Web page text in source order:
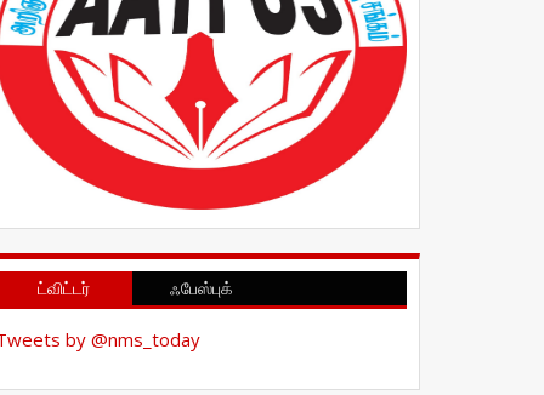
ட்விட்டர் ஃபேஸ்புக்
by @nms_today